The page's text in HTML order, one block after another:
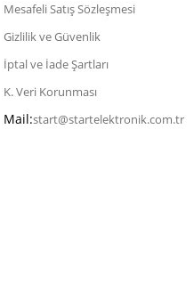
Mesafeli Satış Sözleşmesi
Gizlilik ve Güvenlik
İptal ve İade Şartları
K. Veri Korunması
Mail:start@startelektronik.com.tr